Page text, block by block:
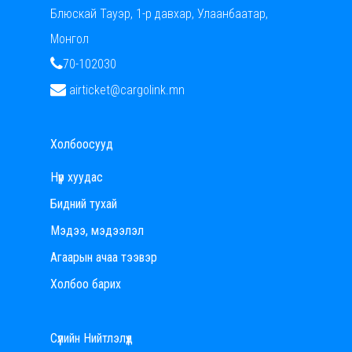
Блюскай Тауэр, 1-р давхар, Улаанбаатар,
Монгол
70-102030
airticket@cargolink.mn
Холбоосууд
Нүүр хуудас
Бидний тухай
Мэдээ, мэдээлэл
Агаарын ачаа тээвэр
Холбоо барих
Сүүлийн Нийтлэлүүд